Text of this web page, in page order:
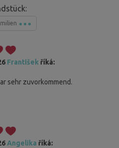
František říká:
sehr zuvorkommend.
Angelika říká: